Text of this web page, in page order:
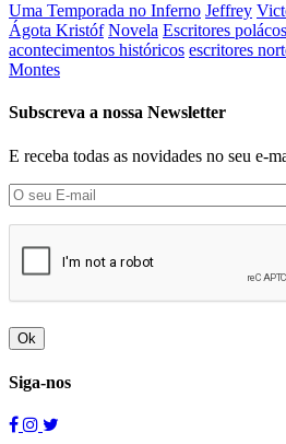
Uma Temporada no Inferno Jeffrey
Ágota Kristóf Novela Escritores polácos
acontecimentos históricos escritores
Montes
Subscreva a nossa Newsletter
E receba todas as novidades no seu e-
Ok
Siga-nos